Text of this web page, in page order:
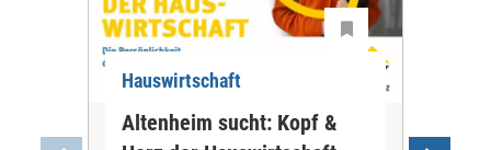
Hauswirtschaft
Altenheim sucht: Kopf &